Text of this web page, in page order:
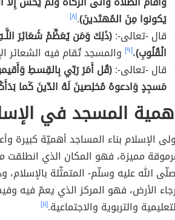
يَكونوا مِنَ المُهتَدينَ).[٨]
قال -تعالى-:(ذَلِكَ وَمَن يُعَظِّمْ شَعَائِرَ
الْقُلُوبِ)،[٩]
والمسجد تُقام فيه الشعائر
قال -تعالى-:(قُل أَمَرَ رَبّي بِالقِسطِ
مَسجِدٍ وَادعوهُ مُخلِصينَ لَهُ الدّينَ كَما
المسجد في
الإسلام بناء المساجد أهميّة كبيرة
مميزة، فهو المكان الذي انطلقت
الله عليه وسلّم- المتمثّلة
الأرض، فهو المركز الذي يعمّ فيه
والتربوية والاجتماعية.[١١]